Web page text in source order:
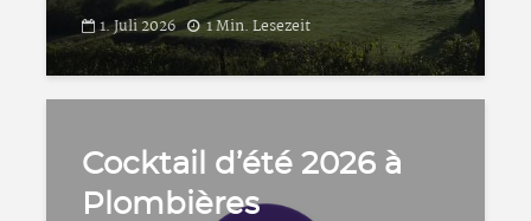
1. Juli 2026 1 Min. Lesezeit
Cocktail d’été 2026 à
Plombières